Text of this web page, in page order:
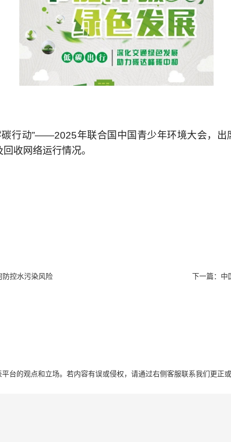
行动”——2025年联合国中国青少年环境大会，出
收网络运行情况。
控水污染风险 下一篇： 中
台的观点和立场。若内容有误或侵权，请通过右侧客服联系我们更正